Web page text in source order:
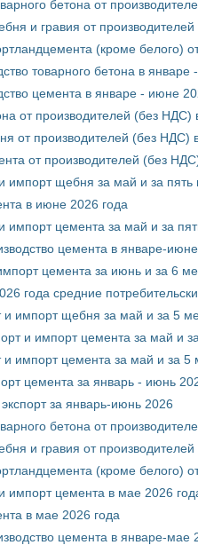
бетона от
и гравия от
(кроме белого)
товарного бетона в январе
цемента в январе - июне
от производителей (без НДС)
от производителей (без НДС)
от производителей (без
импорт щебня за май и за
в июне 2026 года
импорт цемента за май и за
цемента в январе-
цемента за июнь и за 6
года средние
и импорт щебня за май и за 5
и импорт цемента за май и
и импорт цемента за май и за
цемента за январь - июнь
за январь-июнь 2026
бетона от
и гравия от
(кроме белого)
импорт цемента в мае 2026
в мае 2026 года
цемента в январе-мае